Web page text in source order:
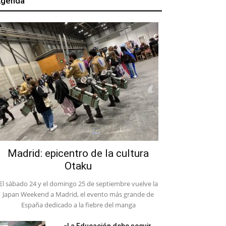
Madrid: epicentro de la cultura
Otaku
sábado 24 y el domingo 25 de septiembre vuelve la
Japan Weekend a Madrid, el evento más grande de
España dedicado a la fiebre del manga